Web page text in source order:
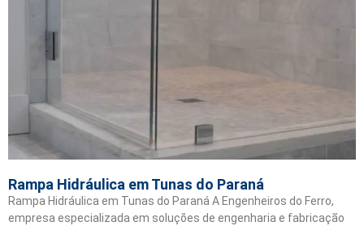
Rampa Hidráulica em Tunas do Paraná
Rampa Hidráulica em Tunas do Paraná A Engenheiros do Ferro,
empresa especializada em soluções de engenharia e fabricação